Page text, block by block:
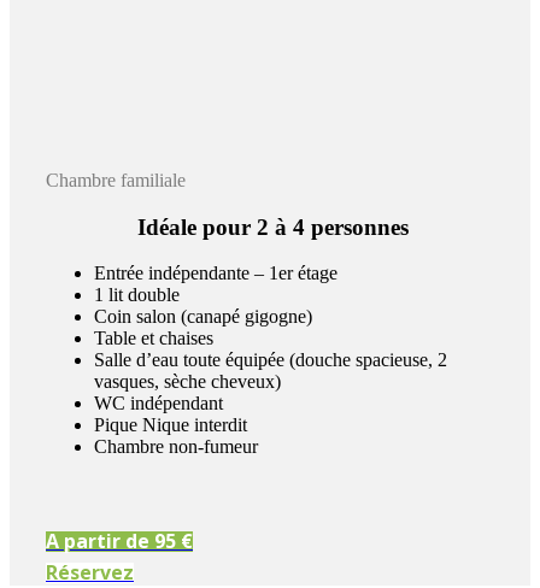
Chambre familiale
Idéale pour 2 à 4 personnes
Entrée indépendante – 1er étage
1 lit double
Coin salon (canapé gigogne)
Table et chaises
Salle d’eau toute équipée (douche spacieuse, 2
vasques, sèche cheveux)
WC indépendant
Pique Nique interdit
Chambre non-fumeur
A partir de 95 €
Réservez